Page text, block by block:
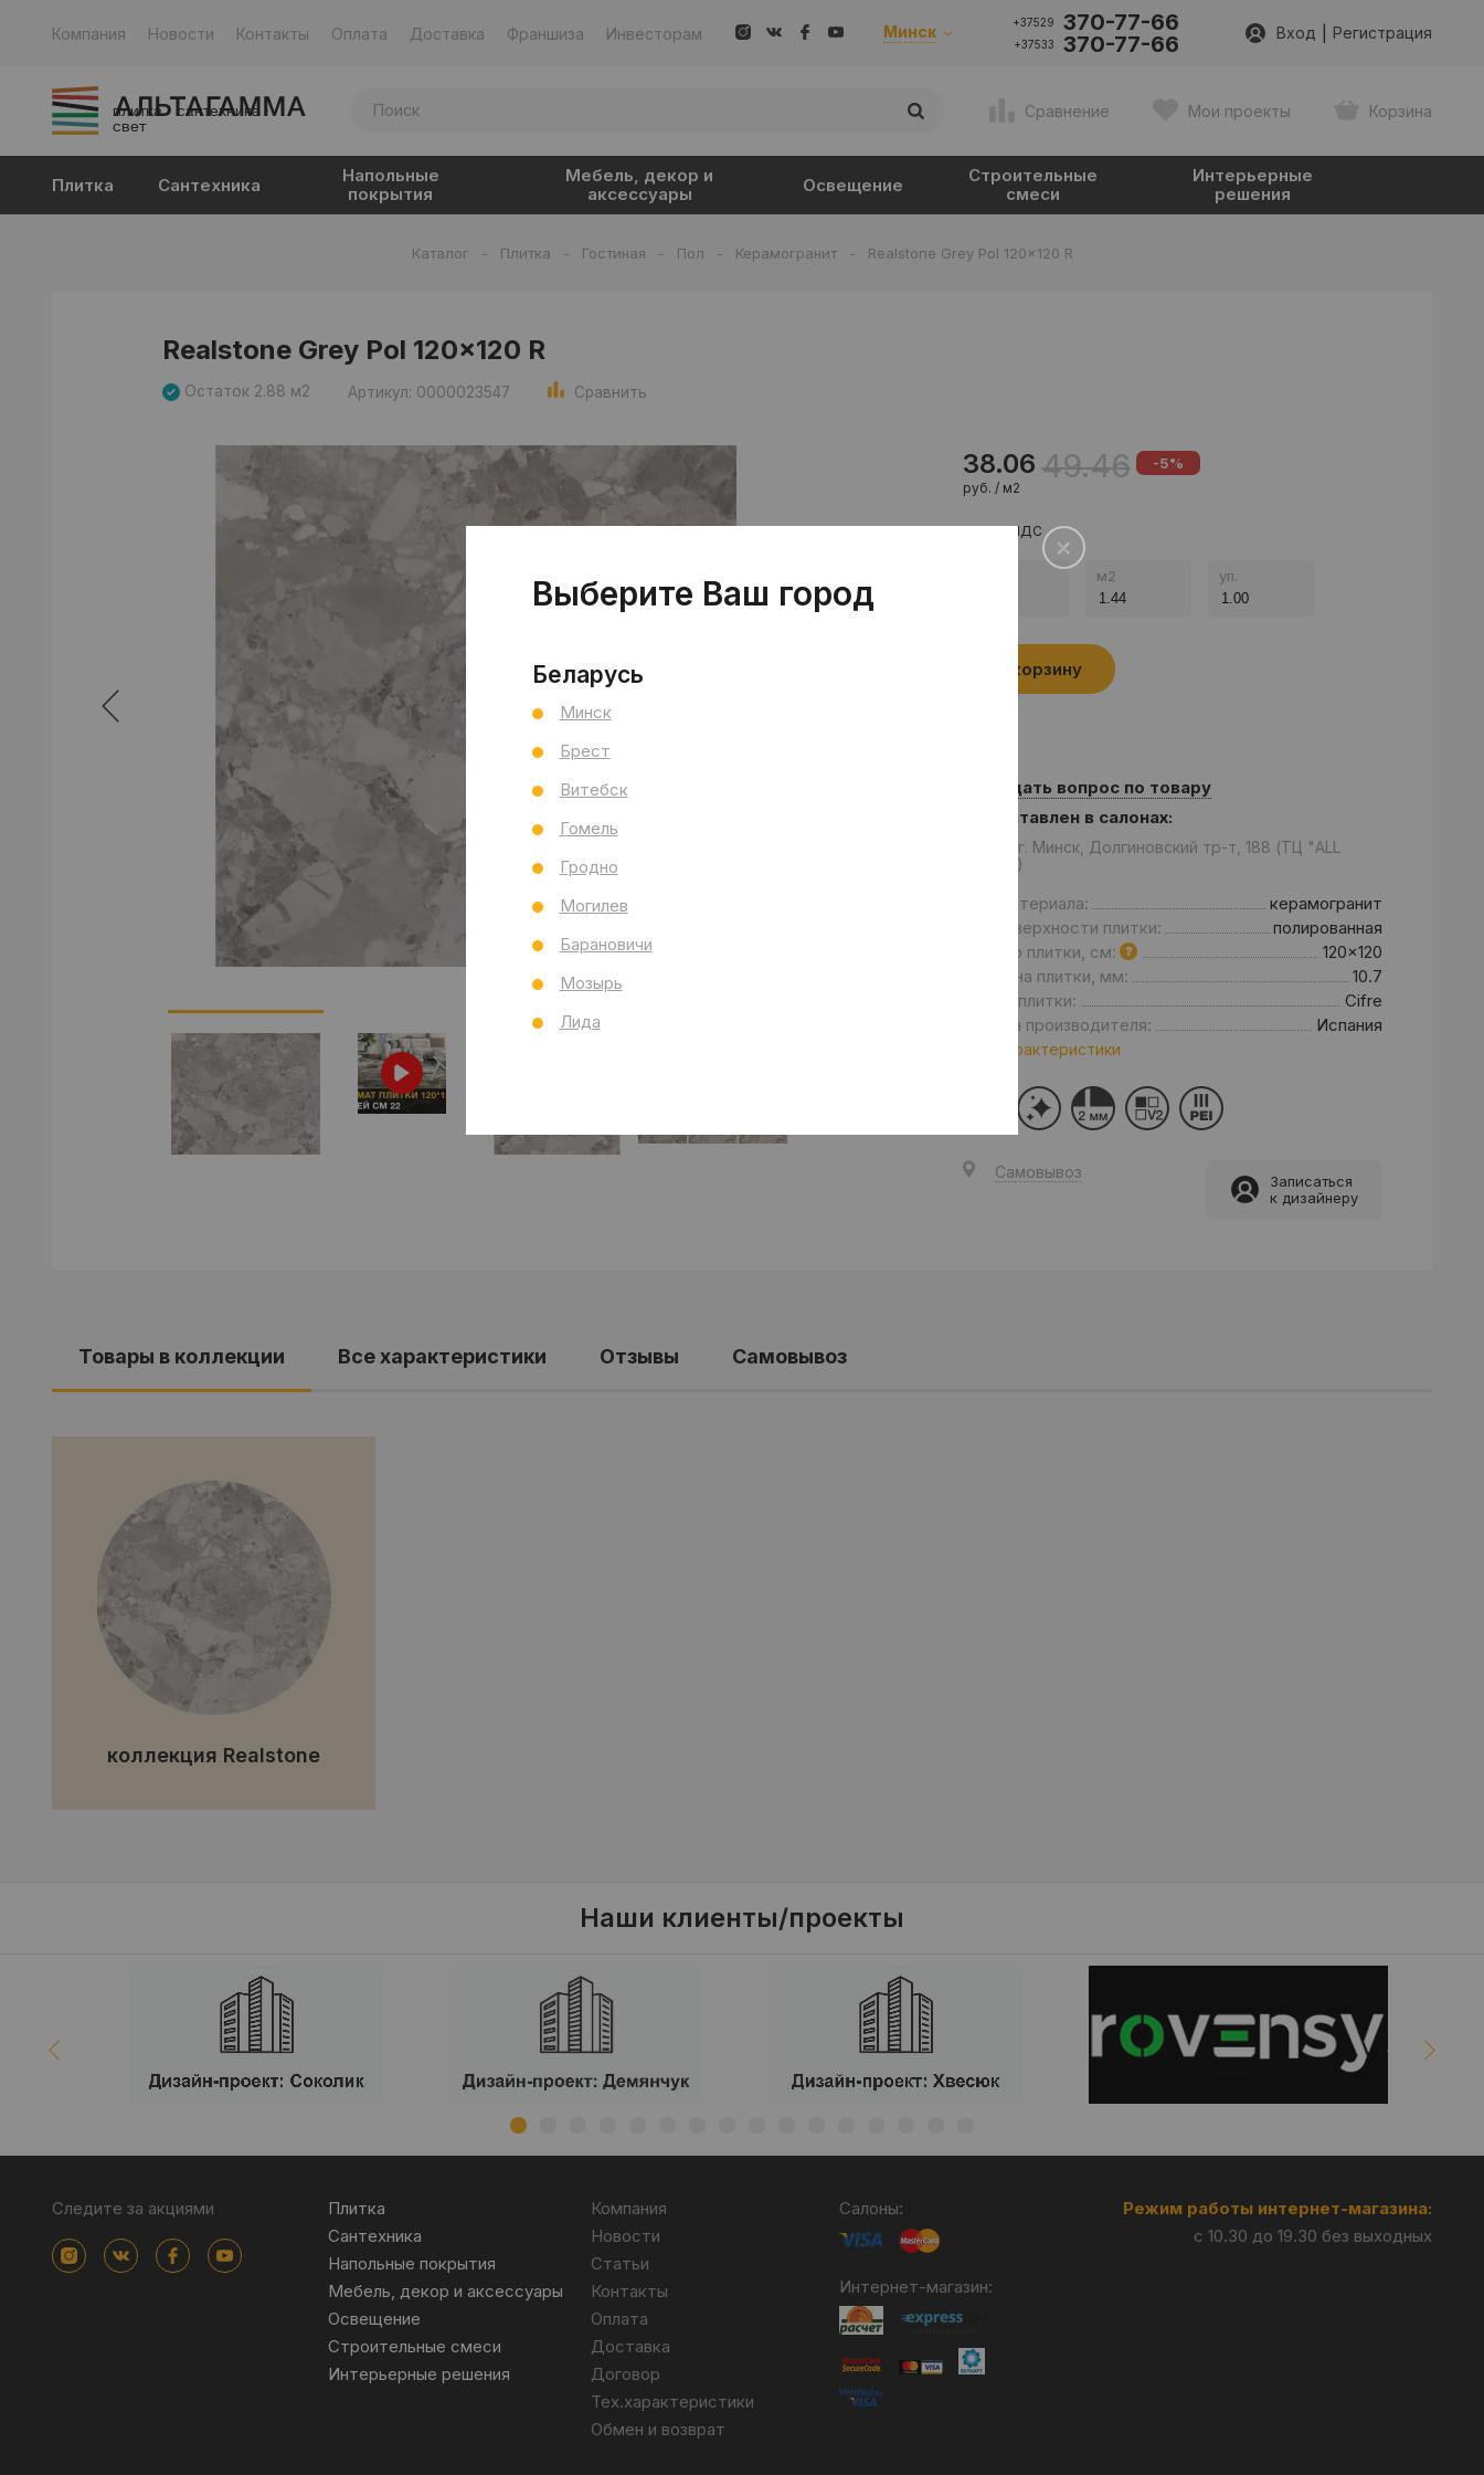
Компания Новости Контакты Оплата Доставка Франшиза Инвесторам Минск +37529 370-77-66
+37533 370-77-66 Вход Регистрация
плитка · сантехника ·
свет
Сравнение Мои проекты Корзина
Плитка Сантехника
Напольные
покрытия
Мебель, декор и
аксессуары
Освещение
Строительные
смеси
Интерьерные
решения
Каталог - Плитка - Гостиная - Пол - Керамогранит - Realstone Grey Pol 120x120 R
Realstone Grey Pol 120x120 R
Остаток 2.88 м2 Артикул: 0000023547 Сравнить
38.06
руб. / м2
49.46 -5%
Цена с НДС
м2 уп.
В корзину
Задать вопрос по товару
Представлен в салонах:
Салон: г. Минск, Долгиновский тр-т, 188 (ТЦ "ALL
House”)
Вид материала:
керамогранит
Тип поверхности плитки:
полированная
Размер плитки, см:
120x120
Толщина плитки, мм:
10.7
Бренд плитки:
Cifre
Страна производителя:
Испания
Все характеристики
Самовывоз
Записаться
к дизайнеру
Товары в коллекции
коллекция Realstone
Все характеристики Отзывы Самовывоз
Наши клиенты/проекты
Следите за акциями
Плитка
Сантехника
Напольные покрытия
Мебель, декор и аксессуары
Освещение
Строительные смеси
Интерьерные решения
Компания
Новости
Статьи
Контакты
Оплата
Доставка
Договор
Тех.характеристики
Обмен и возврат
Салоны:
Интернет-магазин:
Режим работы интернет-магазина:
с 10.30 до 19.30 без выходных
Выберите Ваш город
Беларусь
Минск
Брест
Витебск
Гомель
Гродно
Могилев
Барановичи
Мозырь
Лида